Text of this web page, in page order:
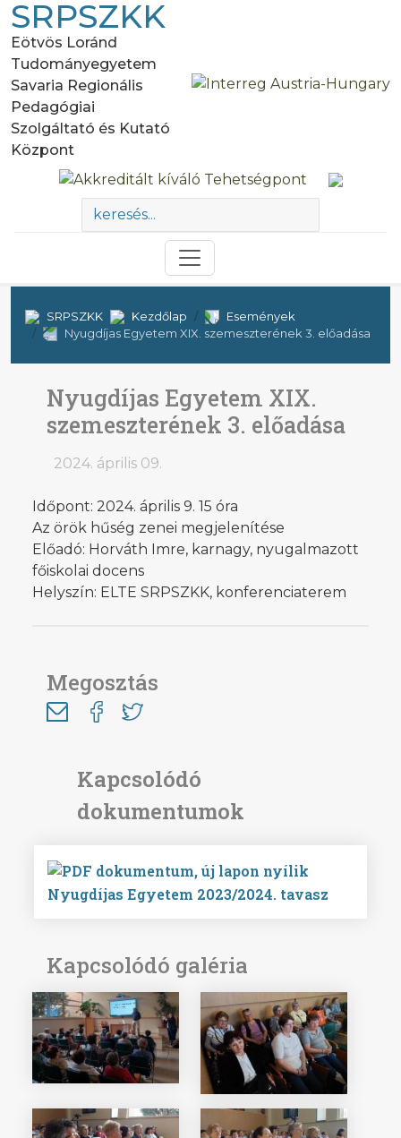
SRPSZKK
Eötvös Loránd
Tudományegyetem
Savaria Regionális
Pedagógiai
Szolgáltató és Kutató
Központ
SRPSZKK Kezdőlap
Események
Nyugdíjas Egyetem XIX. szemeszterének 3. előadása
Nyugdíjas Egyetem XIX.
szemeszterének 3. előadása
2024. április 09.
Időpont: 2024. április 9. 15 óra
Az örök hűség zenei megjelenítése
Előadó: Horváth Imre, karnagy, nyugalmazott
főiskolai docens
Helyszín: ELTE SRPSZKK, konferenciaterem
Megosztás
Nyugdíjas Egyetem 2023/2024. tavasz
Kapcsolódó galéria